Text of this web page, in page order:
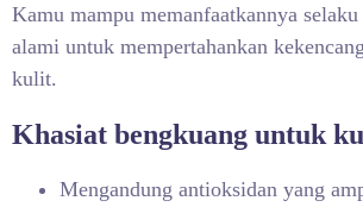
Kamu mampu memanfaatkannya
alami untuk mempertahankan
kulit.
Khasiat bengkuang untuk
Mengandung antioksidan yang